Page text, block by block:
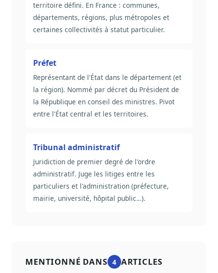
territoire défini. En France : communes,
départements, régions, plus métropoles et
certaines collectivités à statut particulier.
Préfet
Représentant de l'État dans le département (et
la région). Nommé par décret du Président de
la République en conseil des ministres. Pivot
entre l'État central et les territoires.
Tribunal administratif
Juridiction de premier degré de l'ordre
administratif. Juge les litiges entre les
particuliers et l'administration (préfecture,
mairie, université, hôpital public…).
MENTIONNÉ DANS 4 ARTICLES